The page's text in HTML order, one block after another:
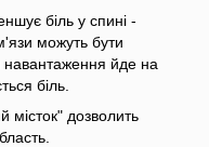
біль у спині -
можуть бути
навантаження йде на
біль.
місток" дозволить